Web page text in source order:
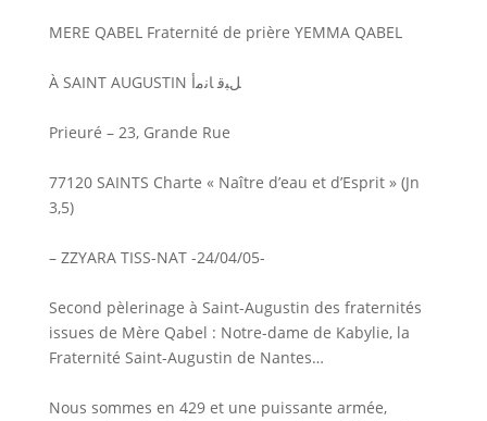
MERE QABEL Fraternité de prière YEMMA QABEL
À SAINT AUGUSTIN ﻞﺒﻗ ﺎﻧﻣﺃ
Prieuré – 23, Grande Rue
77120 SAINTS Charte « Naître d’eau et d’Esprit » (Jn
3,5)
– ZZYARA TISS-NAT -24/04/05-
Second pèlerinage à Saint-Augustin des fraternités
issues de Mère Qabel : Notre-dame de Kabylie, la
Fraternité Saint-Augustin de Nantes…
Nous sommes en 429 et une puissante armée,